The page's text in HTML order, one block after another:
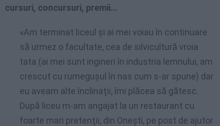
cursuri, concursuri, premii…
«Am terminat liceul şi ai mei voiau în continuare
să urmez o facultate, cea de silvicultură vroia
tata (ai mei sunt ingineri în industria lemnului, am
crescut cu rumeguşul în nas cum s-ar spune) dar
eu aveam alte înclinaţii, îmi plăcea să gătesc.
După liceu m-am angajat la un restaurant cu
foarte mari pretenţii, din Oneşti, pe post de ajutor